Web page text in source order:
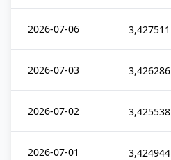
2026-07-06 3,427511
2026-07-03 3,426286
2026-07-02 3,425538
2026-07-01 3,424944